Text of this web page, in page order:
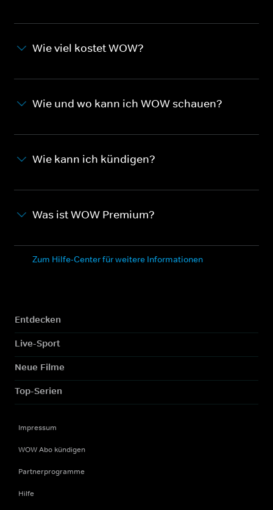
Wie viel kostet WOW?
Wie und wo kann ich WOW schauen?
Wie kann ich kündigen?
Was ist WOW Premium?
Zum Hilfe-Center für weitere Informationen
Entdecken
Live-Sport
Neue Filme
Top-Serien
Impressum
WOW Abo kündigen
Partnerprogramme
Hilfe